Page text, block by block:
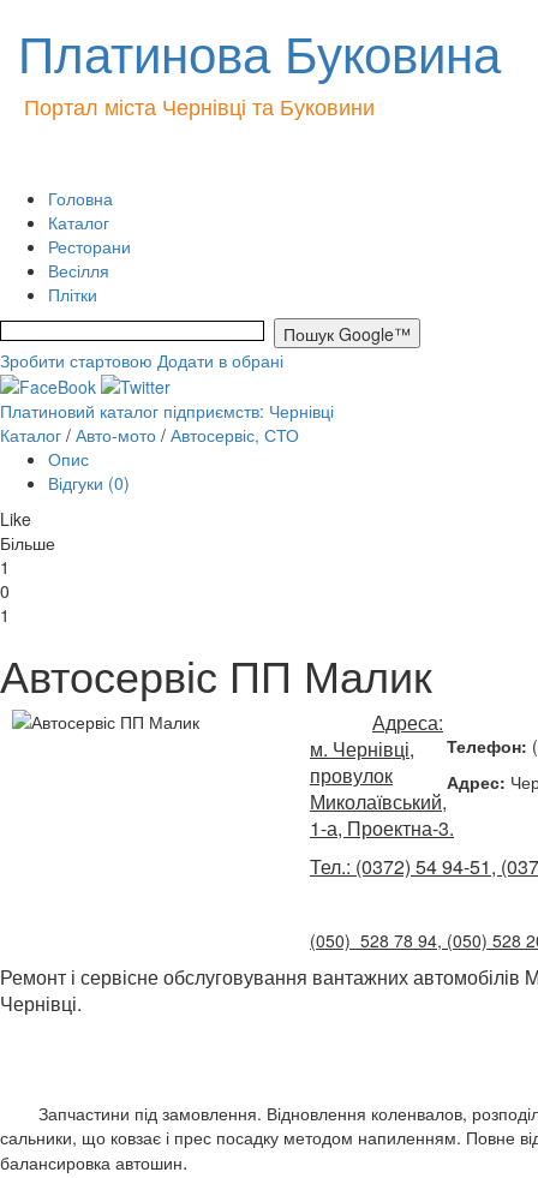
Платинова Буковина
Портал міста Чернівці та Буковини
Головна
Каталог
Ресторани
Весілля
Плітки
Зробити стартовою Додати в обрані
Платиновий каталог підприємств: Чернівці
Каталог / Авто-мото / Автосервіс, СТО
Опис
Відгуки (0)
Like
Більше
1
0
1
Автосервіс ПП Малик
Телефон:
Адрес:
Адреса:
м. Чернівці,
провулок
Миколаївський,
1-а, Проектна-3.
Тел.: (0372) 54 94-51,
(050) 528 78 94, (050) 528
Ремонт і сервісне обслуговування вантажних
Чернівці.
Запчастини під замовлення. Відновлення коленвалов,
сальники, що ковзає і прес посадку методом напиленням. Повне
балансировка автошин.